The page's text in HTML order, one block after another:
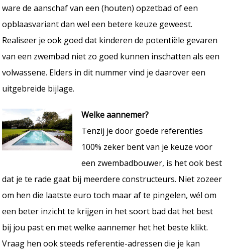
ware de aanschaf van een (houten) opzetbad of een
opblaasvariant dan wel een betere keuze geweest.
Realiseer je ook goed dat kinderen de potentiële gevaren
van een zwembad niet zo goed kunnen inschatten als een
volwassene. Elders in dit nummer vind je daarover een
uitgebreide bijlage.
Welke aannemer?
Tenzij je door goede referenties
100% zeker bent van je keuze voor
een zwembadbouwer, is het ook best
dat je te rade gaat bij meerdere constructeurs. Niet zozeer
om hen die laatste euro toch maar af te pingelen, wél om
een beter inzicht te krijgen in het soort bad dat het best
bij jou past en met welke aannemer het het beste klikt.
Vraag hen ook steeds referentie-adressen die je kan